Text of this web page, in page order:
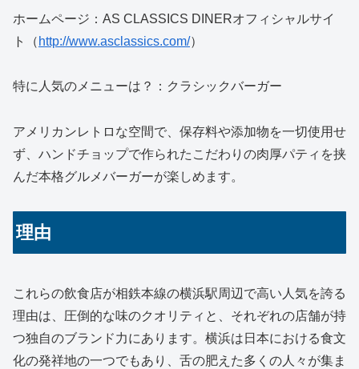
ホームページ：AS CLASSICS DINERオフィシャルサイ
ト（ http://www.asclassics.com/）
特に人気のメニューは？：クラシックバーガー
アメリカンレトロな空間で、保存料や添加物を一切使用せ
ず、ハンドチョップで作られたこだわりの肉厚パティを挟
んだ本格グルメバーガーが楽しめます。
理由
これらの飲食店が相鉄本線の横浜駅周辺で高い人気を誇る
理由は、圧倒的な味のクオリティと、それぞれの店舗が持
つ独自のブランド力にあります。横浜は日本における食文
化の発祥地の一つでもあり、舌の肥えた多くの人々が集ま